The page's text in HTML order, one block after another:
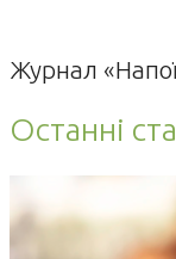
Журнал
Останні